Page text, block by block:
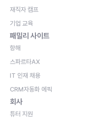
재직자 캠프
기업 교육
패밀리 사이트
항해
스파르타AX
IT 인재 채용
CRM자동화 에픽
회사
튜터 지원